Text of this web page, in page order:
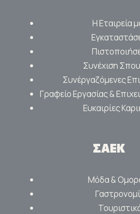
Η Εταιρεία
Συνέχιση
Συνέργαζόμενες
Γραφείο Εργασίας &
Ευκαιρίες
ΣΑΕΚ
Μόδα &